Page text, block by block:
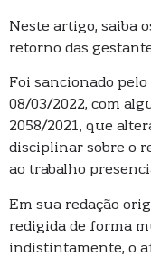
Neste artigo, saiba
retorno das
Foi sancionado
08/03/2022, com
2058/2021, que
disciplinar sobre o
ao trabalho
Em sua redação
redigida de forma
indistintamente, o